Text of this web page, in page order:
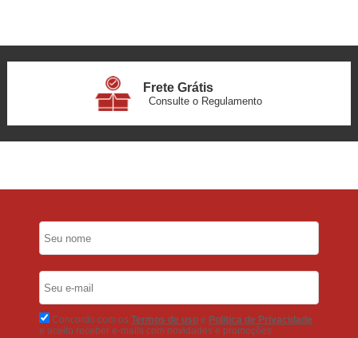
Frete Grátis
Consulte o Regulamento
Concordo com os Termos de usoe Politica de Privacidade
e aceito receber e-mails com novidades e promoções.